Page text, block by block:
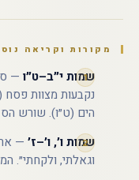
מקורות וקריאה
שמות י״ב–ט״ו —
נקבעות מצוות פסח
הים (ט״ו). שורש
שמות ו׳, ו׳–ז׳ —
וגאלתי, ולקחתי״.